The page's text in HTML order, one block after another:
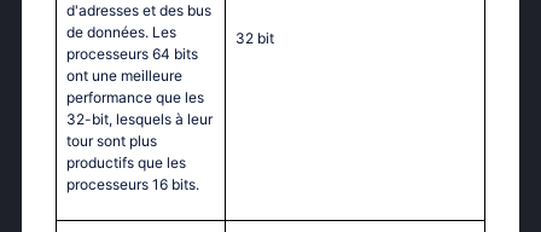
d'adresses et des bus
de données. Les
processeurs 64 bits
ont une meilleure
performance que les
32-bit, lesquels à leur
tour sont plus
productifs que les
processeurs 16 bits.
32 bit